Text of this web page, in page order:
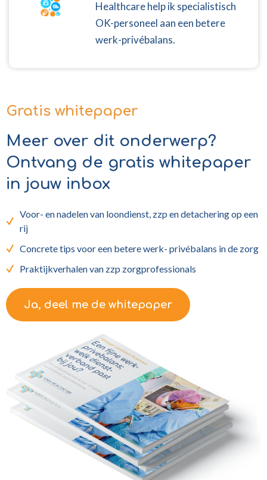
Healthcare help ik specialistisch
OK-personeel aan een betere
werk-privébalans.
Gratis whitepaper
Meer over dit onderwerp?
Ontvang de gratis whitepaper
in jouw inbox
Voor- en nadelen van loondienst, zzp en detachering op een
rij
Concrete tips voor een betere werk- privébalans in de zorg
Praktijkverhalen van zzp zorgprofessionals
Ja, deel me de whitepaper